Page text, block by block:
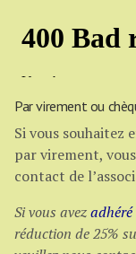
Par virement ou
Si vous souhaitez
par virement,
contact de
Si vous avezadhéré
réduction de 25%